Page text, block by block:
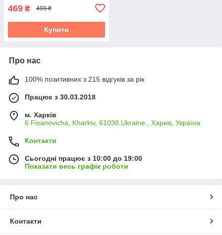
469 ₴ 499 ₴
Купити
Про нас
100% позитивних з 215 відгуків за рік
Працює з 30.03.2018
м. Харків
6 Fisanovicha, Kharkiv, 61038,Ukraine., Харків, Україна
Контакти
Сьогодні працює з 10:00 до 19:00
Показати весь графік роботи
Про нас
Контакти